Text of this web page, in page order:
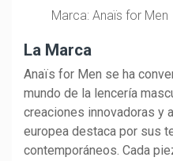
Marca: Anaïs for Men
La Marca
Anaïs for Men se ha
mundo de la lencería
creaciones innovadoras y
europea destaca por sus
contemporáneos. Cada